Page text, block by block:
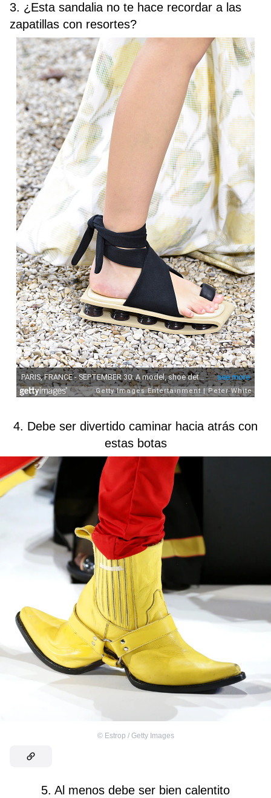
3. ¿Esta sandalia no te hace recordar a las
zapatillas con resortes?
4. Debe ser divertido caminar hacia atrás con
estas botas
© Estrop / Getty Images
5. Al menos debe ser bien calentito